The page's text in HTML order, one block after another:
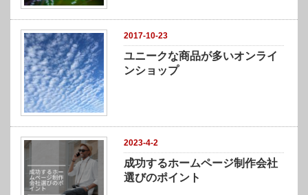
2017-10-23
ユニークな商品が多いオンライ
ンショップ
2023-4-2
成功するホームページ制作会社
選びのポイント